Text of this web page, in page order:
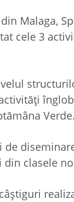
Malaga,
cele 3
Verde.
clasele